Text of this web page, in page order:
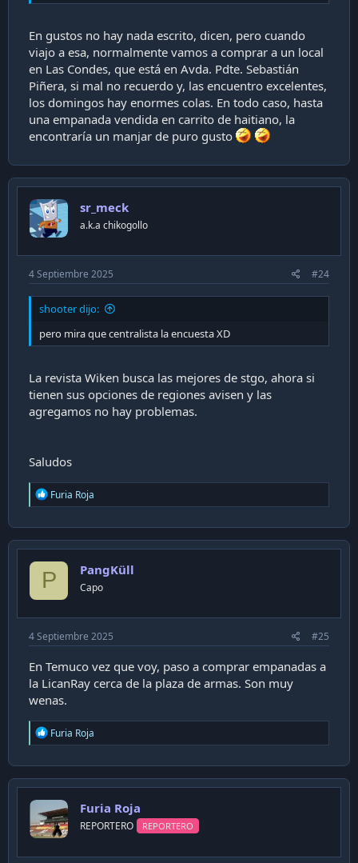
En gustos no hay nada escrito, dicen, pero cuando
viajo a esa, normalmente vamos a comprar a un local
en Las Condes, que está en Avda. Pdte. Sebastián
Piñera, si mal no recuerdo y, las encuentro excelentes,
los domingos hay enormes colas. En todo caso, hasta
una empanada vendida en carrito de haitiano, la
encontraría un manjar de puro gusto
sr_meck
a.k.a chikogollo
4 Septiembre 2025 #24
shooter dijo:
pero mira que centralista la encuesta XD
La revista Wiken busca las mejores de stgo, ahora si
tienen sus opciones de regiones avisen y las
agregamos no hay problemas.
Saludos
R
e
c
t
o
n
Furia Roja
P PangKüll
Capo
4 Septiembre 2025 #25
En Temuco vez que voy, paso a comprar empanadas a
la LicanRay cerca de la plaza de armas. Son muy
wenas.
R
e
c
t
o
n
s
Furia Roja
Furia Roja
REPORTERO REPORTERO